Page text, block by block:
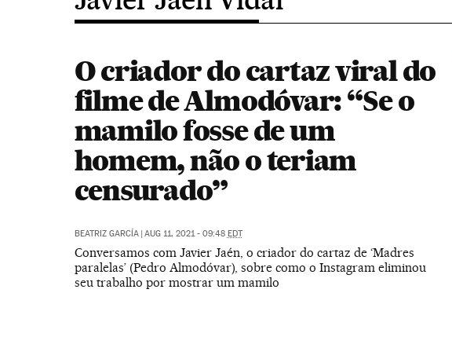
O criador do cartaz viral do
filme de Almodóvar: “Se o
mamilo fosse de um
homem, não o teriam
censurado”
BEATRIZ GARCÍA | AUG 11, 2021 - 09:48 EDT
Conversamos com Javier Jaén, o criador do cartaz de ‘Madres
paralelas’ (Pedro Almodóvar), sobre como o Instagram eliminou
seu trabalho por mostrar um mamilo